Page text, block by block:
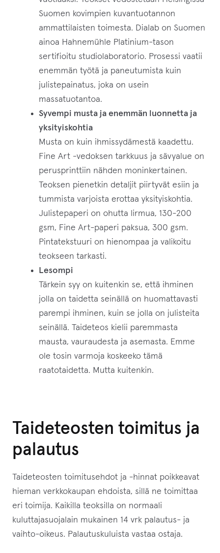
Suomen kovimpien kuvantuotannon
ammattilaisten toimesta. Dialab on Suomen
ainoa Hahnemühle Platinium-tason
sertifioitu studiolaboratorio. Prosessi vaatii
enemmän työtä ja paneutumista kuin
julistepainatus, joka on usein
massatuotantoa.
Syvempi musta ja enemmän luonnetta ja
yksityiskohtia
Musta on kuin ihmissydämestä kaadettu.
Fine Art -vedoksen tarkkuus ja sävyalue on
perusprinttiin nähden moninkertainen.
Teoksen pienetkin detaljit piirtyvät esiin ja
tummista varjoista erottaa yksityiskohtia.
Julistepaperi on ohutta lirmua, 130-200
gsm, Fine Art-paperi paksua, 300 gsm.
Pintatekstuuri on hienompaa ja valikoitu
teokseen tarkasti.
Lesompi
Tärkein syy on kuitenkin se, että ihminen
jolla on taidetta seinällä on huomattavasti
parempi ihminen, kuin se jolla on julisteita
seinällä. Taideteos kielii paremmasta
mausta, vauraudesta ja asemasta. Emme
ole tosin varmoja koskeeko tämä
raatotaidetta. Mutta kuitenkin.
Taideteosten toimitus ja
palautus
Taideteosten toimitusehdot ja -hinnat poikkeavat
hieman verkkokaupan ehdoista, sillä ne toimittaa
eri toimija. Kaikilla teoksilla on normaali
kuluttajasuojalain mukainen 14 vrk palautus- ja
vaihto-oikeus. Palautuskuluista vastaa ostaja.